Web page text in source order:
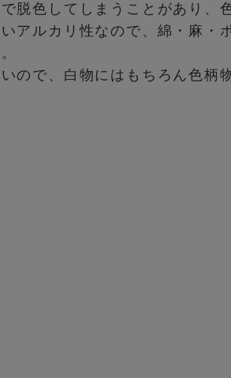
脱色してしまうことがあり、
アルカリ性なので、綿・麻・
ので、白物にはもちろん色柄